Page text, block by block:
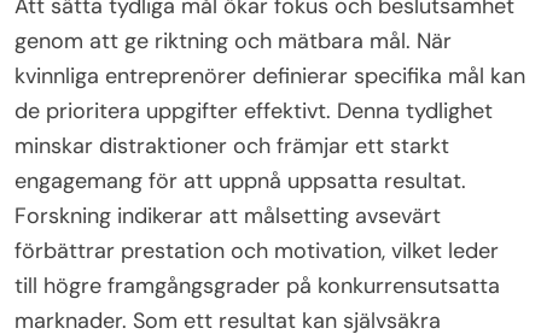
För att förbättra självförtroendet kan kvinnliga
entreprenörer ta praktiska steg som att sätta
tydliga mål, söka mentorskap och praktisera
självbekräftelse. Att etablera specifika, uppnåeliga
mål ger riktning och motivation. Att engagera sig
med mentorer erbjuder värdefulla insikter och
uppmuntran. Regelbundet praktiserande av
självbekräftelse förstärker positiv självuppfattning
och motståndskraft på en konkurrensutsatt